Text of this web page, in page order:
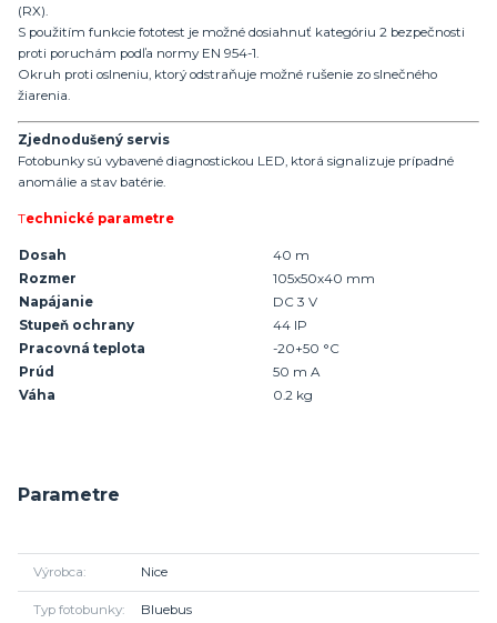
(RX).
S použitím funkcie fototest je možné dosiahnuť kategóriu 2 bezpečnosti
proti poruchám podľa normy EN 954-1.
Okruh proti oslneniu, ktorý odstraňuje možné rušenie zo slnečného
žiarenia.
Zjednodušený servis
Fotobunky sú vybavené diagnostickou LED, ktorá signalizuje prípadné
anomálie a stav batérie.
Technické parametre
Dosah
40 m
Rozmer
105x50x40 mm
Napájanie
DC 3 V
Stupeň ochrany
44 IP
Pracovná teplota
-20+50 °C
Prúd
50 m A
Váha
0.2 kg
Parametre
Výrobca Nice
Typ fotobunky Bluebus